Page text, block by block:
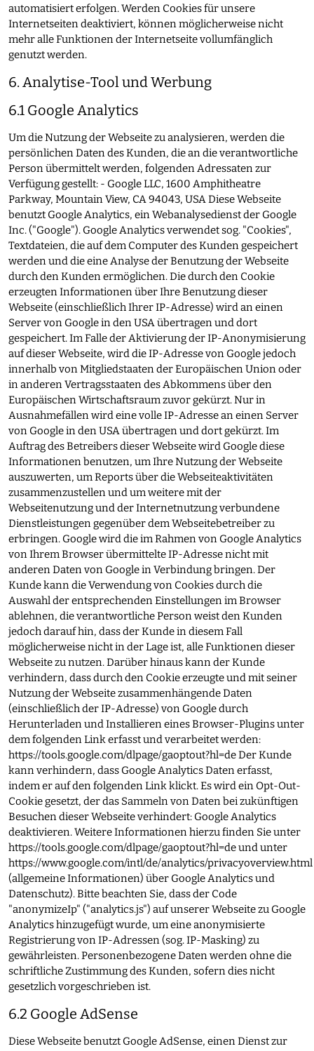
automatisiert erfolgen. Werden Cookies für unsere
Internetseiten deaktiviert, können möglicherweise nicht
mehr alle Funktionen der Internetseite vollumfänglich
genutzt werden.
6. Analytise-Tool und Werbung
6.1 Google Analytics
Um die Nutzung der Webseite zu analysieren, werden die
persönlichen Daten des Kunden, die an die verantwortliche
Person übermittelt werden, folgenden Adressaten zur
Verfügung gestellt: - Google LLC, 1600 Amphitheatre
Parkway, Mountain View, CA 94043, USA Diese Webseite
benutzt Google Analytics, ein Webanalysedienst der Google
Inc. ("Google"). Google Analytics verwendet sog. "Cookies",
Textdateien, die auf dem Computer des Kunden gespeichert
werden und die eine Analyse der Benutzung der Webseite
durch den Kunden ermöglichen. Die durch den Cookie
erzeugten Informationen über Ihre Benutzung dieser
Webseite (einschließlich Ihrer IP-Adresse) wird an einen
Server von Google in den USA übertragen und dort
gespeichert. Im Falle der Aktivierung der IP-Anonymisierung
auf dieser Webseite, wird die IP-Adresse von Google jedoch
innerhalb von Mitgliedstaaten der Europäischen Union oder
in anderen Vertragsstaaten des Abkommens über den
Europäischen Wirtschaftsraum zuvor gekürzt. Nur in
Ausnahmefällen wird eine volle IP-Adresse an einen Server
von Google in den USA übertragen und dort gekürzt. Im
Auftrag des Betreibers dieser Webseite wird Google diese
Informationen benutzen, um Ihre Nutzung der Webseite
auszuwerten, um Reports über die Webseiteaktivitäten
zusammenzustellen und um weitere mit der
Webseitenutzung und der Internetnutzung verbundene
Dienstleistungen gegenüber dem Webseitebetreiber zu
erbringen. Google wird die im Rahmen von Google Analytics
von Ihrem Browser übermittelte IP-Adresse nicht mit
anderen Daten von Google in Verbindung bringen. Der
Kunde kann die Verwendung von Cookies durch die
Auswahl der entsprechenden Einstellungen im Browser
ablehnen, die verantwortliche Person weist den Kunden
jedoch darauf hin, dass der Kunde in diesem Fall
möglicherweise nicht in der Lage ist, alle Funktionen dieser
Webseite zu nutzen. Darüber hinaus kann der Kunde
verhindern, dass durch den Cookie erzeugte und mit seiner
Nutzung der Webseite zusammenhängende Daten
(einschließlich der IP-Adresse) von Google durch
Herunterladen und Installieren eines Browser-Plugins unter
dem folgenden Link erfasst und verarbeitet werden:
https://tools.google.com/dlpage/gaoptout?hl=deDer Kunde
kann verhindern, dass Google Analytics Daten erfasst,
indem er auf den folgenden Link klickt. Es wird ein Opt-Out-
Cookie gesetzt, der das Sammeln von Daten bei zukünftigen
Besuchen dieser Webseite verhindert: Google Analytics
deaktivieren. Weitere Informationen hierzu finden Sie unter
https://tools.google.com/dlpage/gaoptout?hl=deund unter
https://www.google.com/intl/de/analytics/privacyoverview.html
(allgemeine Informationen) über Google Analytics und
Datenschutz). Bitte beachten Sie, dass der Code
"anonymizeIp" ("analytics.js") auf unserer Webseite zu Google
Analytics hinzugefügt wurde, um eine anonymisierte
Registrierung von IP-Adressen (sog. IP-Masking) zu
gewährleisten. Personenbezogene Daten werden ohne die
schriftliche Zustimmung des Kunden, sofern dies nicht
gesetzlich vorgeschrieben ist.
6.2 Google AdSense
Diese Webseite benutzt Google AdSense, einen Dienst zur